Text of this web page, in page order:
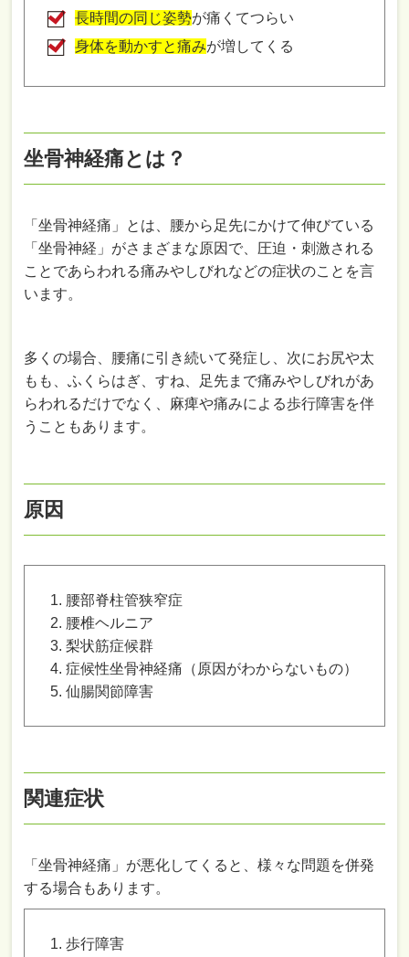
長時間の同じ姿勢が痛くてつらい
身体を動かすと痛みが増してくる
坐骨神経痛とは？
「坐骨神経痛」とは、腰から足先にかけて伸びている
「坐骨神経」がさまざまな原因で、圧迫・刺激される
ことであらわれる痛みやしびれなどの症状のことを言
います。
多くの場合、腰痛に引き続いて発症し、次にお尻や太
もも、ふくらはぎ、すね、足先まで痛みやしびれがあ
らわれるだけでなく、麻痺や痛みによる歩行障害を伴
うこともあります。
原因
腰部脊柱管狭窄症
腰椎ヘルニア
梨状筋症候群
症候性坐骨神経痛（原因がわからないもの）
仙腸関節障害
関連症状
「坐骨神経痛」が悪化してくると、様々な問題を併発
する場合もあります。
歩行障害